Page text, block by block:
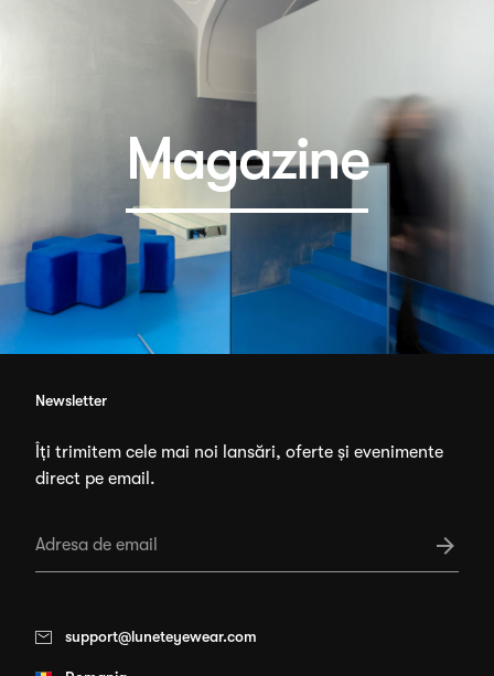
Magazine
Newsletter
Îți trimitem cele mai noi lansări, oferte și evenimente
direct pe email.
support@luneteyewear.com